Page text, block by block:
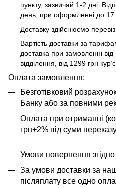
пункту, зазвичай 1-2 дні.
день, при оформленні до
Доставку здійснюємо
Вартість доставки за
доставка при замовленні
відділення, від 1299 грн
​​​​Оплата замовлення:
Безготівковий
Банку або за повними
Оплата при отриманні
грн+2% від суми
Умови повернення згідно
За умови доставки за
післяплату все одно